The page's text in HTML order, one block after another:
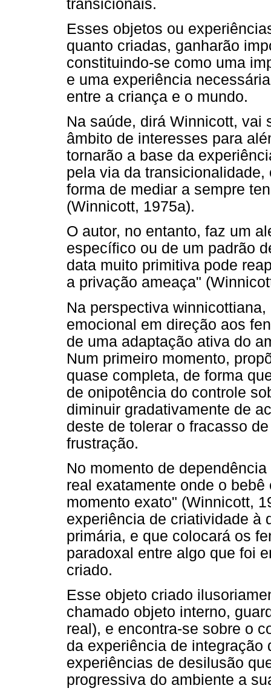
transicionais.
Esses objetos ou
quanto criadas, ganharão
constituindo-se como uma
e uma experiência
entre a criança e o mundo.
Na saúde, dirá Winnicott, vai
âmbito de interesses para
tornarão a base da
pela via da
forma de mediar a sempre
(Winnicott, 1975a).
O autor, no entanto, faz um
específico ou de um padrão
data muito primitiva pode
a privação ameaça"
Na perspectiva
emocional em direção aos
de uma adaptação ativa do
Num primeiro momento,
quase completa, de forma
de onipotência do controle
diminuir gradativamente de
deste de tolerar o fracasso
frustração.
No momento de
real exatamente onde o
momento exato" (Winnicott,
experiência de criatividade à
primária, e que colocará os
paradoxal entre algo que foi
criado.
Esse objeto criado
chamado objeto interno,
real), e encontra-se sobre o
da experiência de integração
experiências de desilusão
progressiva do ambiente a